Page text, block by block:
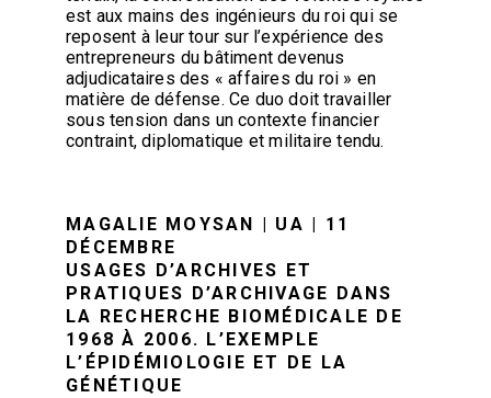
est aux mains des ingénieurs du roi qui se
reposent à leur tour sur l’expérience des
entrepreneurs du bâtiment devenus
adjudicataires des « affaires du roi » en
matière de défense. Ce duo doit travailler
sous tension dans un contexte financier
contraint, diplomatique et militaire tendu.
MAGALIE MOYSAN | UA | 11
DÉCEMBRE
USAGES D’ARCHIVES ET
PRATIQUES D’ARCHIVAGE DANS
LA RECHERCHE BIOMÉDICALE DE
1968 À 2006. L’EXEMPLE
L’ÉPIDÉMIOLOGIE ET DE LA
GÉNÉTIQUE